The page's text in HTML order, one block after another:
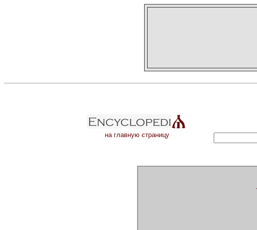
на главную страницу